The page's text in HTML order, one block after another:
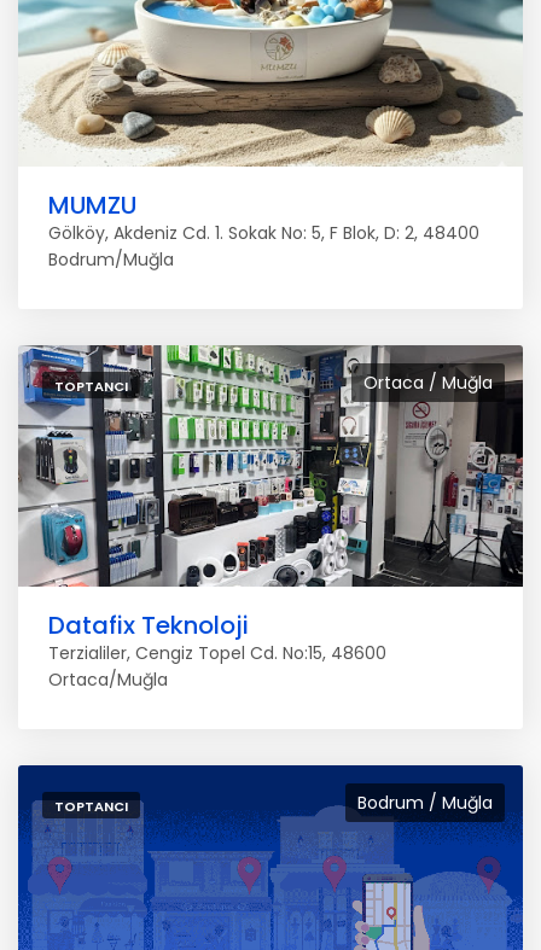
MUMZU
Gölköy, Akdeniz Cd. 1. Sokak No: 5, F Blok, D: 2, 48400
Bodrum/Muğla
Ortaca / Muğla
TOPTANCI
Datafix Teknoloji
Terzialiler, Cengiz Topel Cd. No:15, 48600
Ortaca/Muğla
Bodrum / Muğla
TOPTANCI